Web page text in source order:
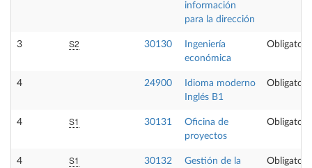
información
para la dirección
3 S2 30130
Ingeniería
económica
4 24900
Idioma moderno
Inglés B1
4 S1 30131
Oficina de
proyectos
4 S1 30132
Gestión de la